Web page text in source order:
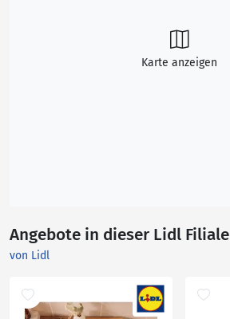
Karte anzeigen
Angebote in dieser Lidl Filiale
von Lidl